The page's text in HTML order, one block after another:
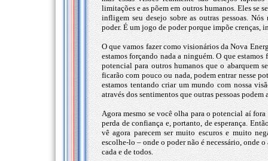
limitações e as põem em outros humanos. Eles se
infligem seu desejo sobre as outras pessoas.
poder. É um jogo de poder porque impõe crenças,
O que vamos fazer como visionários da Nova
estamos forçando nada a ninguém. O que
potencial para outros humanos que o abarquem
ficarão com pouco ou nada, podem entrar nesse
estamos tentando criar um mundo com nossa
através dos sentimentos que outras pessoas podem
Agora mesmo se você olha para o potencial aí
perda de confiança e, portanto, de esperança.
vê agora parecem ser muito escuros e muito
escolhe-lo – onde o poder não é necessário, onde
cada e de todos.